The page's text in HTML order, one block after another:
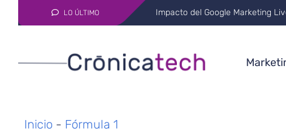
LO ÚLTIMO AI in Medicine: Transformation
Inicio - Fórmula 1